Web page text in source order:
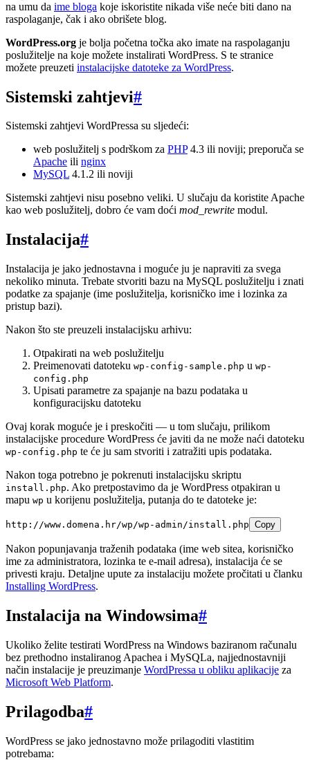
na umu da ime bloga koje iskoristite nikada više neće biti dano na
raspolaganje, čak i ako obrišete blog.
WordPress.org je bolja početna točka ako imate na raspolaganju
poslužitelje na koje možete instalirati WordPress. S te stranice
možete preuzeti instalacijske datoteke za WordPress.
Sistemski zahtjevi#
Sistemski zahtjevi WordPressa su sljedeći:
web poslužitelj s podrškom za PHP4.3 ili noviji; preporuča se
Apache ili nginx
MySQL 4.1.2 ili noviji
Sistemski zahtjevi nisu posebno veliki. U slučaju da koristite Apache
kao web poslužitelj, dobro će vam doći mod_rewrite modul.
Instalacija#
Instalacija je jako jednostavna i moguće ju je napraviti za svega
nekoliko minuta. Trebate stvoriti bazu na MySQL poslužitelju i znati
podatke za spajanje (ime poslužitelja, korisničko ime i lozinka za
pristup bazi).
Nakon što ste preuzeli instalacijsku arhivu:
Otpakirati na web poslužitelju
Preimenovati datoteku wp-config-sample.php u wp-
config.php
Upisati parametre za spajanje na bazu podataka u
konfiguracijsku datoteku
Ovaj korak moguće je i preskočiti — u tom slučaju, prilikom
instalacijske procedure WordPress će javiti da ne može naći datoteku
wp-config.php te će ju sam stvoriti i zatražiti upis podataka.
Nakon toga potrebno je pokrenuti instalacijsku skriptu
install.php. Ako pretpostavimo da je WordPress otpakiran u
mapu wp u korijenu poslužitelja, putanja do te datoteke je:
http://www.domena.hr/wp/wp-admin/install.php Copy
Nakon popunjavanja traženih podataka (ime web sitea, korisničko
ime za administratora, lozinka te e-mail adresa), instalacija će se
privesti kraju. Detaljne upute za instalaciju možete pročitati u članku
Installing WordPress.
Instalacija na Windowsima#
Ukoliko želite testirati WordPress na Windows baziranom računalu
bez prethodno instaliranog Apachea i MySQLa, najjednostavniji
način instalacije je preuzimanje WordPressa u obliku aplikacije za
Microsoft Web Platform.
Prilagodba#
WordPress se jako jednostavno može prilagoditi vlastitim
potrebama: